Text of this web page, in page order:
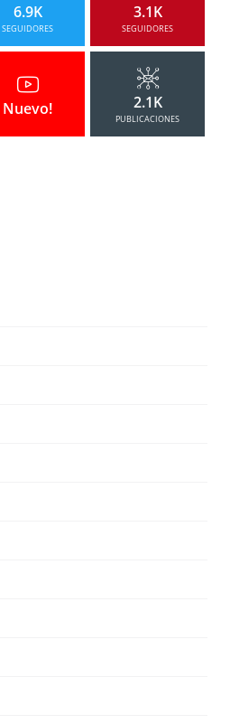
6.9K
SEGUIDORES
3.1K
SEGUIDORES
Nuevo! 2.1K
PUBLICACIONES